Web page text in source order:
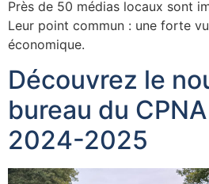
Près de 50 médias locaux sont
Leur point commun : une forte
économique.
Découvrez le
bureau du
2024-2025